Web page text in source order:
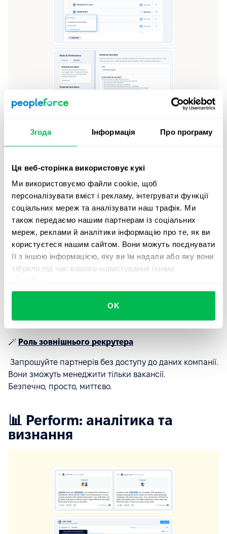
Згода Інформація Про програму
Ця веб-сторінка використовує кукі
Ми використовуємо файли cookie, щоб
персоналізувати вміст і рекламу, інтегрувати функції
соціальних мереж та аналізувати наш трафік. Ми
також передаємо нашим партнерам із соціальних
мереж, реклами й аналітики інформацію про те, як ви
користуєтеся нашим сайтом. Вони можуть поєднувати
її з іншою інформацією, яку ви їм надали або яку вони
зібрали під час вашого користування їхніми
OK
Визначайте план найму з повністю кастомізованими
формами:
Діапазон зарплати
Необхідні навички
Рівні посад
Ред флеги
Створіть структуру → менеджери заповнюють→
затвердження → вакансія створена.
🪄 Роль зовнішнього рекрутера
Запрошуйте партнерів без доступу до даних компанії.
Вони зможуть менеджити тільки вакансії.
Безпечно, просто, миттєво.
📊 Perform: аналітика та
визнання